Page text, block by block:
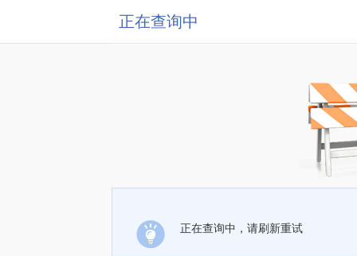
正在查询中
正在查询中，请刷新重试